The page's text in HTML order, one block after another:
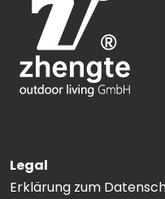
Legal
Erklärung zum